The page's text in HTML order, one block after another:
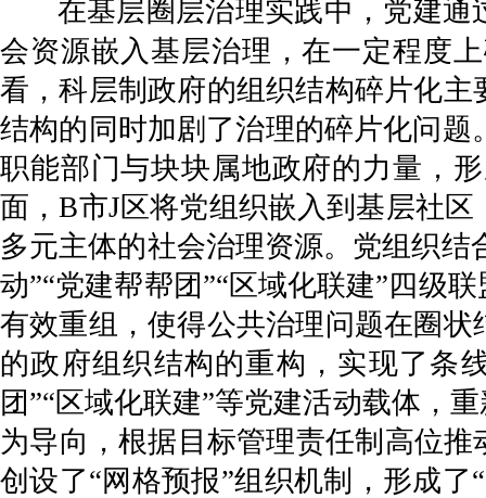
在基层圈层治理实践中，党建
会资源嵌入基层治理，在一定程度
看，科层制政府的组织结构碎片化
结构的同时加剧了治理的碎片化问
职能部门与块块属地政府的力量，
面，B市J区将党组织嵌入到基层社
多元主体的社会治理资源。党组织结
动”“党建帮帮团”“区域化联建”四级
有效重组，使得公共治理问题在圈
的政府组织结构的重构，实现了条
团”“区域化联建”等党建活动载体，
为导向，根据目标管理责任制高位
创设了“网格预报”组织机制，形成